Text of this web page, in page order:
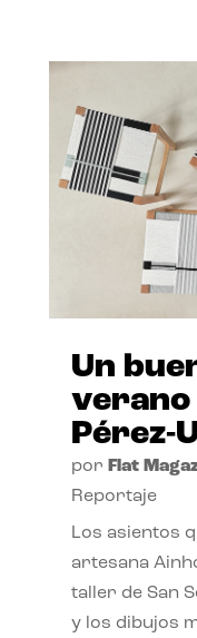
Un
Pérez-
por Flat
Reportaje
Los asientos
artesana
taller de San
y los dibujos